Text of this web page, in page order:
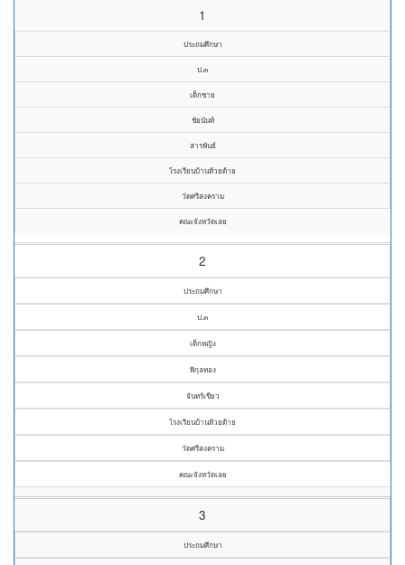
1
ประถมศึกษา
ป.๓
เด็กชาย
ชัยนันท์
สารพันธ์
โรงเรียนบ้านห้วยด้าย
วัดศรีสงคราม
คณะจังหวัดเลย
2
ประถมศึกษา
ป.๓
เด็กหญิง
พิกุลทอง
จันทร์เขียว
โรงเรียนบ้านห้วยด้าย
วัดศรีสงคราม
คณะจังหวัดเลย
3
ประถมศึกษา